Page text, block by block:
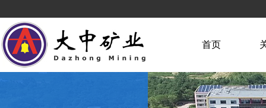
首页